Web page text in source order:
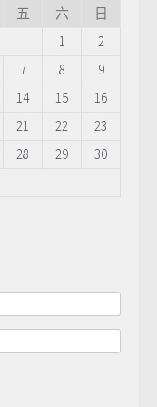
五 六
日
1
2
7 8
9
14 15
16
21 22
23
28 29
30